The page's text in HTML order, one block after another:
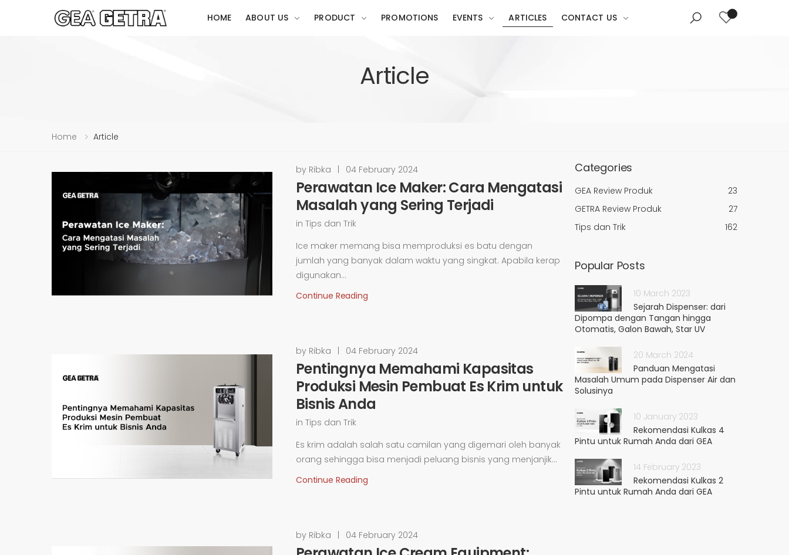
HOME ABOUT US PRODUCT PROMOTIONS EVENTS ARTICLES CONTACT US
Article
Home Article
by Ribka 04 February 2024
Perawatan Ice Maker: Cara Mengatasi
Masalah yang Sering Terjadi
in Tips dan Trik
Ice maker memang bisa memproduksi es batu dengan
jumlah yang banyak dalam waktu yang singkat. Apabila kerap
digunakan...
Continue Reading
by Ribka 04 February 2024
Pentingnya Memahami Kapasitas
Produksi Mesin Pembuat Es Krim untuk
Bisnis Anda
in Tips dan Trik
Es krim adalah salah satu camilan yang digemari oleh banyak
orang sehingga bisa menjadi peluang bisnis yang menjanjik...
Continue Reading
by Ribka 04 February 2024
Categories
GEA Review Produk
23
GETRA Review Produk
27
Tips dan Trik
162
Popular Posts
10 March 2023
Sejarah Dispenser: dari
Dipompa dengan Tangan hingga
Otomatis, Galon Bawah, Star UV
20 March 2024
Panduan Mengatasi
Masalah Umum pada Dispenser Air dan
Solusinya
10 January 2023
Rekomendasi Kulkas 4
Pintu untuk Rumah Anda dari GEA
14 February 2023
Rekomendasi Kulkas 2
Pintu untuk Rumah Anda dari GEA